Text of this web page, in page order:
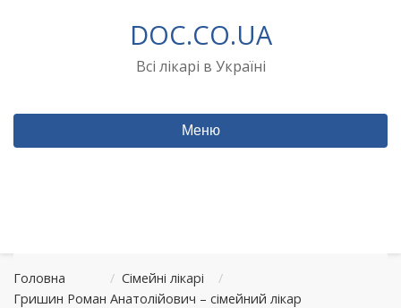
DOC.CO.UA
Всі лікарі в Україні
Меню
Головна / Сімейні лікарі
/
Гришин Роман Анатолійович – сімейний лікар